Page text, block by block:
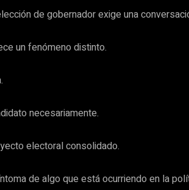
de gobernador exige una
un fenómeno distinto.
necesariamente.
electoral consolidado.
de algo que está ocurriendo en la